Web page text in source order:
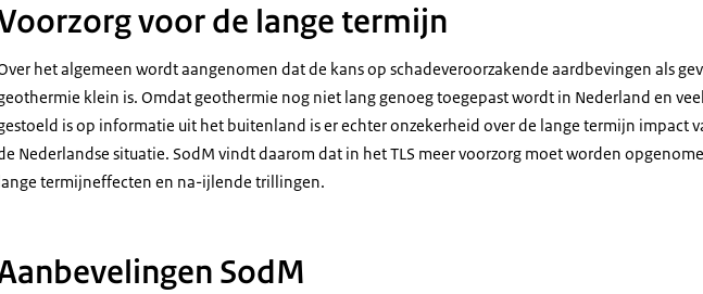
voor de lange termijn
het algemeen wordt aangenomen dat de kans op schadeveroorzakende aardbevingen als
klein is. Omdat geothermie nog niet lang genoeg toegepast wordt in Nederland en
is op informatie uit het buitenland is er echter onzekerheid over de lange termijn impact
Nederlandse situatie. SodM vindt daarom dat in het TLS meer voorzorg moet worden
termijneffecten en na-ijlende trillingen.
SodM